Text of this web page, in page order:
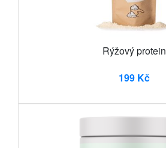
Rýžový protein
199 Kč